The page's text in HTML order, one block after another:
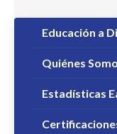
Educación a
Quiénes
Estadísticas